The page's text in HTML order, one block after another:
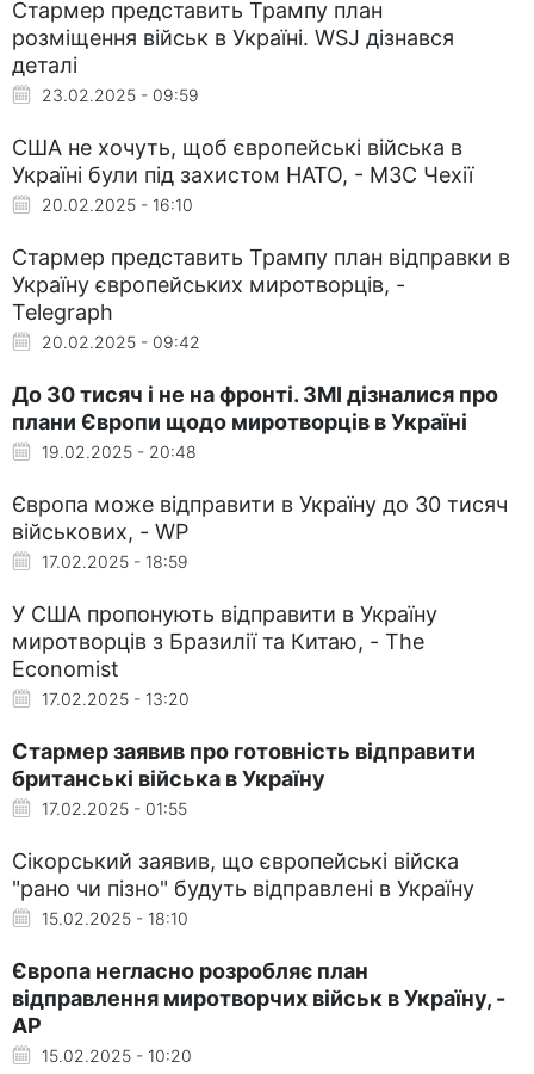
Стармер представить Трампу план
розміщення військ в Україні. WSJ дізнався
деталі
23.02.2025 - 09:59
США не хочуть, щоб європейські війська в
Україні були під захистом НАТО, - МЗС Чехії
20.02.2025 - 16:10
Стармер представить Трампу план відправки в
Україну європейських миротворців, -
Telegraph
20.02.2025 - 09:42
До 30 тисяч і не на фронті. ЗМІ дізналися про
плани Європи щодо миротворців в Україні
19.02.2025 - 20:48
Європа може відправити в Україну до 30 тисяч
військових, - WP
17.02.2025 - 18:59
У США пропонують відправити в Україну
миротворців з Бразилії та Китаю, - The
Economist
17.02.2025 - 13:20
Стармер заявив про готовність відправити
британські війська в Україну
17.02.2025 - 01:55
Сікорський заявив, що європейські війска
"рано чи пізно" будуть відправлені в Україну
15.02.2025 - 18:10
Європа негласно розробляє план
відправлення миротворчих військ в Україну, -
AP
15.02.2025 - 10:20